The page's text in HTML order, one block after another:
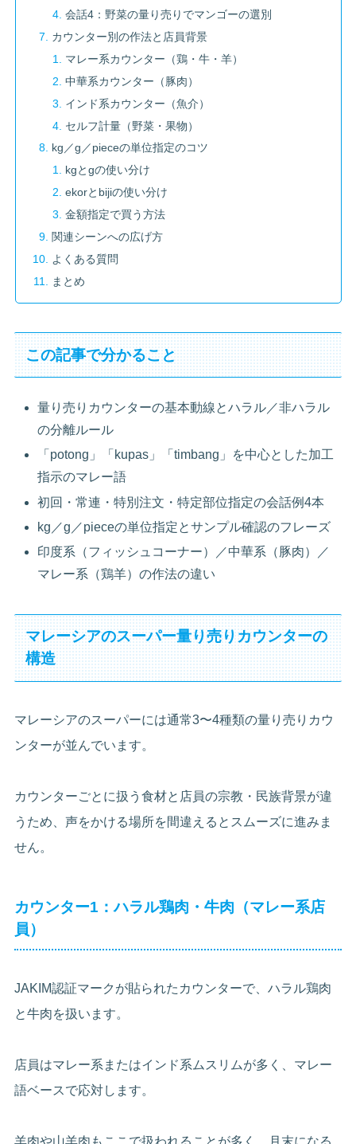
会話4：野菜の量り売りでマンゴーの選別
カウンター別の作法と店員背景
マレー系カウンター（鶏・牛・羊）
中華系カウンター（豚肉）
インド系カウンター（魚介）
セルフ計量（野菜・果物）
kg／g／pieceの単位指定のコツ
kgとgの使い分け
ekorとbijiの使い分け
金額指定で買う方法
関連シーンへの広げ方
よくある質問
まとめ
この記事で分かること
量り売りカウンターの基本動線とハラル／非ハラル
の分離ルール
「potong」「kupas」「timbang」を中心とした加工
指示のマレー語
初回・常連・特別注文・特定部位指定の会話例4本
kg／g／pieceの単位指定とサンプル確認のフレーズ
印度系（フィッシュコーナー）／中華系（豚肉）／
マレー系（鶏羊）の作法の違い
マレーシアのスーパー量り売りカウンターの
構造
マレーシアのスーパーには通常3〜4種類の量り売りカウ
ンターが並んでいます。
カウンターごとに扱う食材と店員の宗教・民族背景が違
うため、声をかける場所を間違えるとスムーズに進みま
せん。
カウンター1：ハラル鶏肉・牛肉（マレー系店
員）
JAKIM認証マークが貼られたカウンターで、ハラル鶏肉
と牛肉を扱います。
店員はマレー系またはインド系ムスリムが多く、マレー
語ベースで応対します。
羊肉や山羊肉もここで扱われることが多く、月末になる